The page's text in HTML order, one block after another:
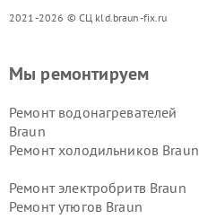
2021-2026 © СЦ kld.braun-fix.ru
Мы ремонтируем
Ремонт водонагревателей
Braun
Ремонт холодильников Braun
Ремонт электробритв Braun
Ремонт утюгов Braun